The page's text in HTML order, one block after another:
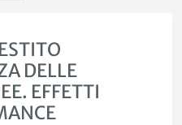
DELLE
EFFETTI